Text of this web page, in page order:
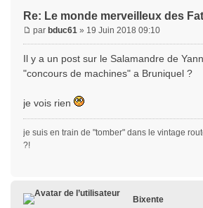
Re: Le monde merveilleux des
par bduc61 » 19 Juin 2018 09:10
Il y a un post sur le Salamandre de
"concours de machines" a Bruniquel ?
je vois rien
je suis en train de "tomber" dans le vintage
?!
Bixente